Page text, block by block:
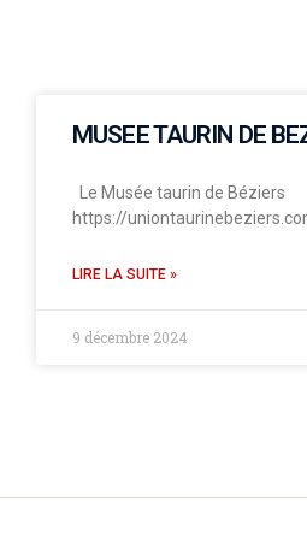
MUSEE TAURIN DE
Le Musée taurin de Béziers
https://
LIRE LA SUITE »
9 décembre 2024